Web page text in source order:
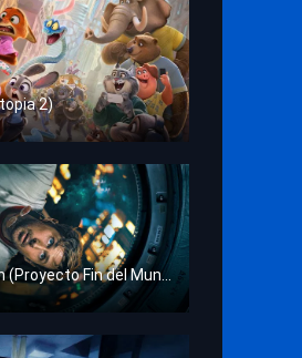
2)
Proyecto Salvación (Proyecto Fin del Mundo)